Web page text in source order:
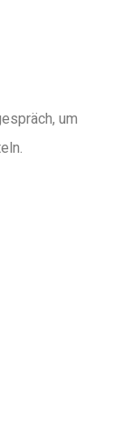
um